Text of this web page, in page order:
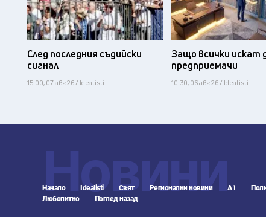
След последния съдийски
сигнал
15:00, 07 авг 26 / Idealisti
Защо всички искат
предприемачи
10:30, 06 авг 26 / Idealisti
Новини
Начало Idealisti Свят Регионални новини А1
Любопитно
Поглед назад